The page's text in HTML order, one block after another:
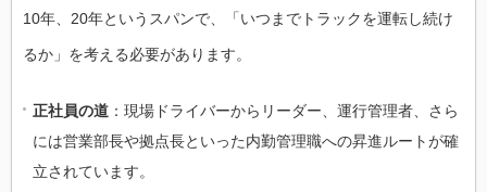
10年、20年というスパンで、「いつまでトラックを運転し続け
るか」を考える必要があります。
正社員の道 ：現場ドライバーからリーダー、運行管理者、さら
には営業部長や拠点長といった内勤管理職への昇進ルートが確
立されています。